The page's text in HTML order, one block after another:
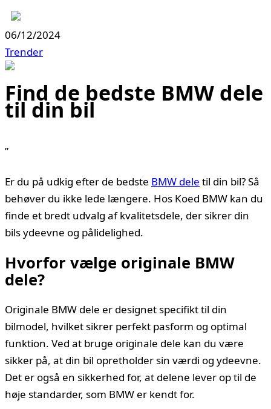
06/12/2024
Trender
Find de bedste BMW dele
til din bil
”
Er du på udkig efter de bedste BMW dele til din bil? Så
behøver du ikke lede længere. Hos Koed BMW kan du
finde et bredt udvalg af kvalitetsdele, der sikrer din
bils ydeevne og pålidelighed.
Hvorfor vælge originale BMW
dele?
Originale BMW dele er designet specifikt til din
bilmodel, hvilket sikrer perfekt pasform og optimal
funktion. Ved at bruge originale dele kan du være
sikker på, at din bil opretholder sin værdi og ydeevne.
Det er også en sikkerhed for, at delene lever op til de
høje standarder, som BMW er kendt for.